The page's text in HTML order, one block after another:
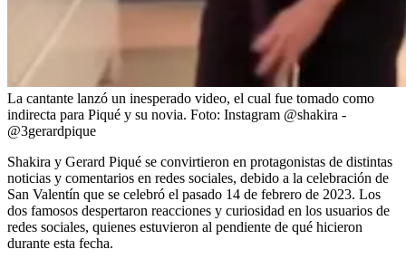
La cantante lanzó un inesperado video, el cual fue tomado como
indirecta para Piqué y su novia. Foto: Instagram @shakira -
@3gerardpique
Shakira y Gerard Piqué se convirtieron en protagonistas de distintas
noticias y comentarios en redes sociales, debido a la celebración de
San Valentín que se celebró el pasado 14 de febrero de 2023. Los
dos famosos despertaron reacciones y curiosidad en los usuarios de
redes sociales, quienes estuvieron al pendiente de qué hicieron
durante esta fecha.